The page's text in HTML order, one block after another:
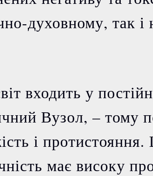
духовному, так
входить у
Вузол, – тому
і
має високу